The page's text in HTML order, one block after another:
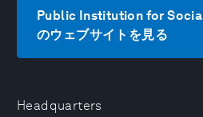
Headquarters
Public Institution for
のウェブサイトを見る